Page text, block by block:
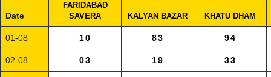
Date
FARIDABAD
SAVERA
KALYAN BAZAR KHATU DHAM
01-08 10 83 94
02-08 03 19 33